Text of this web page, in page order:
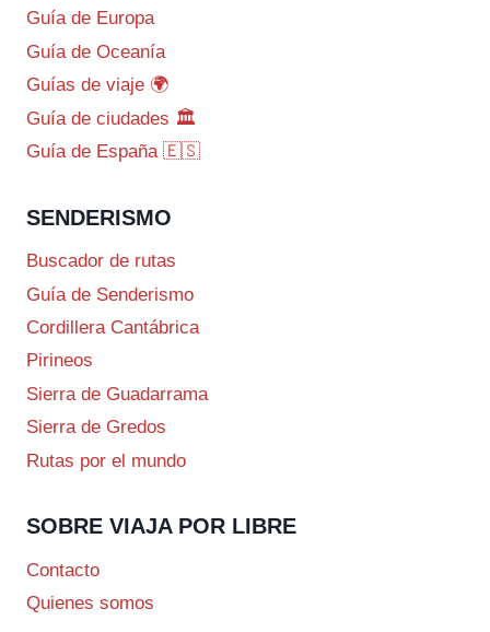
Guía de Europa
Guía de Oceanía
Guías de viaje 🌍
Guía de ciudades 🏛️
Guía de España 🇪🇸
SENDERISMO
Buscador de rutas
Guía de Senderismo
Cordillera Cantábrica
Pirineos
Sierra de Guadarrama
Sierra de Gredos
Rutas por el mundo
SOBRE VIAJA POR LIBRE
Contacto
Quienes somos